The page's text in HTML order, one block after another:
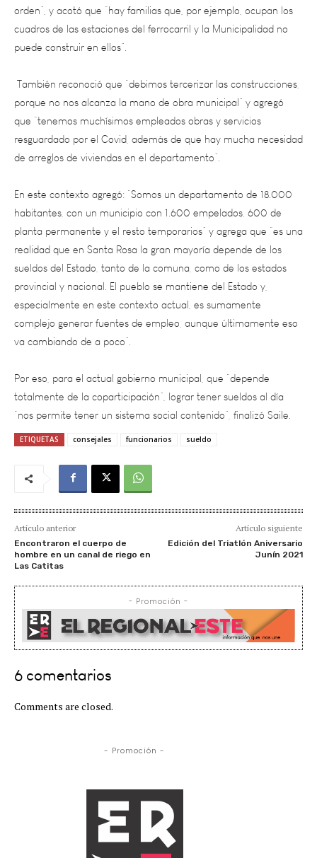
puede construir en ellos”.
También reconoció que “debimos tercerizar las construcciones,
porque no nos alcanza la mano de obra municipal” y agregó
que “tenemos muchísimos empleados obras y servicios
resguardado por el Covid, además de que hay mucha necesidad
de arreglos de viviendas en el departamento”.
En este contexto agregó: “Somos un departamento de 18.000
habitantes, con un municipio con 1.600 empelados, 600 de
planta permanente y el resto temporarios” y agrega que “es una
realidad que en Santa Rosa la gran mayoría depende de los
sueldos del Estado, tanto de la comuna, como de los estados
provincial y nacional. El pueblo se mantiene del Estado y,
especialmente en este contexto actual, es sumamente
complejo generar fuentes de empleo, aunque últimamente eso
va cambiando de a poco”.
Por eso, para el actual gobierno municipal, que “depende
totalmente de la coparticipación”, lograr tener sueldos al día
“nos permite tener un sistema social contenido”, finalizó Saile.
ETIQUETAS consejales funcionarios sueldo
Artículo anterior
Encontraron el cuerpo de
hombre en un canal de riego en
Las Catitas
Artículo siguiente
Edición del Triatlón Aniversario
Junín 2021
- Promoción -
6 comentarios
Comments are closed.
- Promoción -